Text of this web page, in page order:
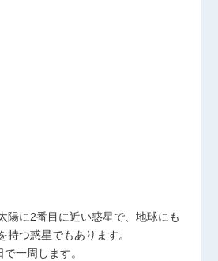
陽に2番目に近い惑星で、地球にも
持つ惑星でもあります。
一周します。